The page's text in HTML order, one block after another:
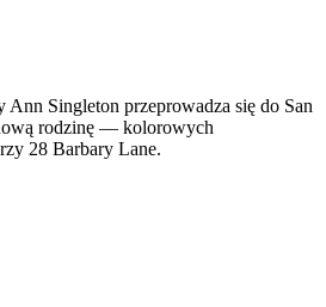
Singleton przeprowadza się do San
rodzinę — kolorowych
28 Barbary Lane.